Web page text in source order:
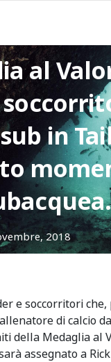
al
in
2018
e soccorritori
di calcio
della Medaglia al
assegnato a